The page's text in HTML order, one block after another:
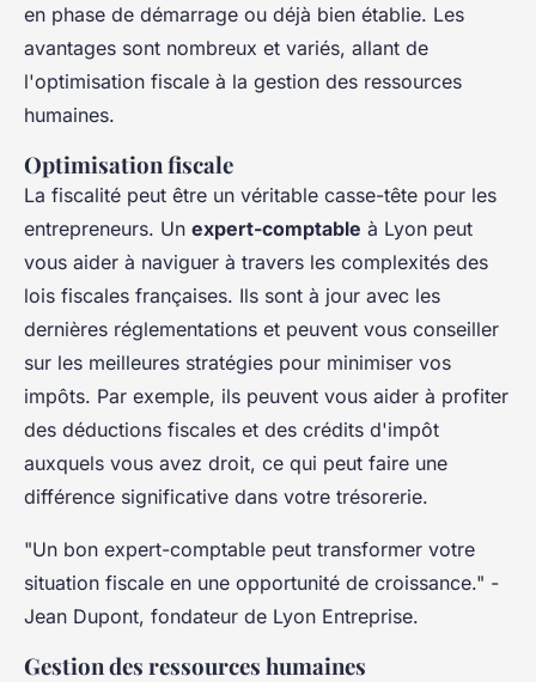
en phase de démarrage ou déjà bien établie. Les
avantages sont nombreux et variés, allant de
l'optimisation fiscale à la gestion des ressources
humaines.
Optimisation fiscale
La fiscalité peut être un véritable casse-tête pour les
entrepreneurs. Un expert-comptable à Lyon peut
vous aider à naviguer à travers les complexités des
lois fiscales françaises. Ils sont à jour avec les
dernières réglementations et peuvent vous conseiller
sur les meilleures stratégies pour minimiser vos
impôts. Par exemple, ils peuvent vous aider à profiter
des déductions fiscales et des crédits d'impôt
auxquels vous avez droit, ce qui peut faire une
différence significative dans votre trésorerie.
"Un bon expert-comptable peut transformer votre
situation fiscale en une opportunité de croissance." -
Jean Dupont, fondateur de Lyon Entreprise.
Gestion des ressources humaines